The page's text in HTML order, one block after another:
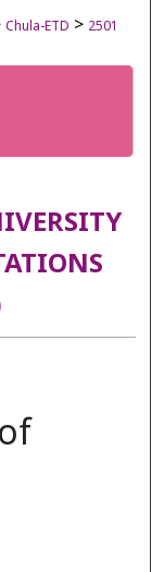
Chula-ETD > 2501